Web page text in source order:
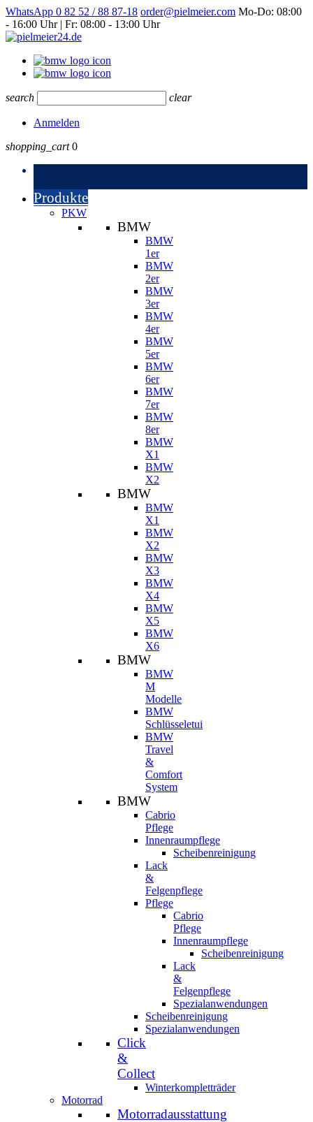
WhatsApp 0 82 52 / 88 87-18 order@pielmeier.com Mo-Do: 08:00
- 16:00 Uhr | Fr: 08:00 - 13:00 Uhr
search clear
Anmelden
shopping_cart 0
Produkte
PKW
BMW
BMW
1er
BMW
2er
BMW
3er
BMW
4er
BMW
5er
BMW
6er
BMW
7er
BMW
8er
BMW
X1
BMW
X2
BMW
BMW
X1
BMW
X2
BMW
X3
BMW
X4
BMW
X5
BMW
X6
BMW
BMW
M
Modelle
BMW
Schlüsseletui
BMW
Travel
&
Comfort
System
BMW
Cabrio
Pflege
Innenraumpflege
Scheibenreinigung
Lack
&
Felgenpflege
Pflege
Cabrio
Pflege
Innenraumpflege
Scheibenreinigung
Lack
&
Felgenpflege
Spezialanwendungen
Scheibenreinigung
Spezialanwendungen
Click
&
Collect
Winterkompletträder
Motorrad
Motorradausstattung